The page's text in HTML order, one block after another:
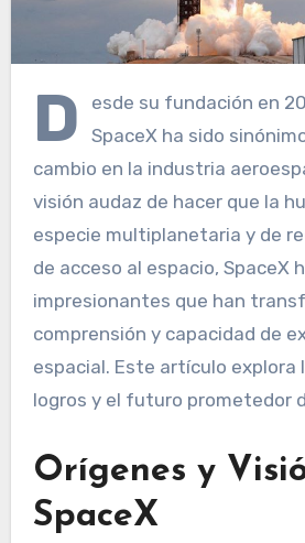
D
esde su fundación en
SpaceX ha sido
cambio en la industria
visión audaz de hacer que la
especie multiplanetaria y de
de acceso al espacio, SpaceX
impresionantes que han
comprensión y capacidad de
espacial. Este artículo explora
logros y el futuro prometedor
Orígenes y
SpaceX